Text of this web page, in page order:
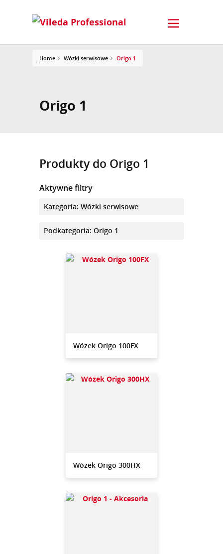
Home Wózki serwisowe Origo 1
Origo 1
Produkty do Origo 1
Aktywne filtry
Kategoria: Wózki serwisowe
Podkategoria: Origo 1
Wózek Origo 100FX
Wózek Origo 300HX